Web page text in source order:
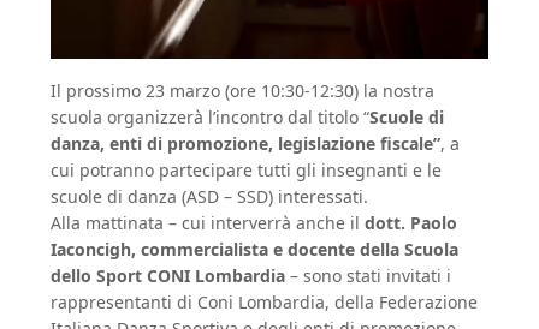
Il prossimo 23 marzo (ore 10:30-12:30) la nostra
scuola organizzerà l’incontro dal titolo “Scuole di
danza, enti di promozione, legislazione fiscale”, a
cui potranno partecipare tutti gli insegnanti e le
scuole di danza (ASD – SSD) interessati.
Alla mattinata – cui interverrà anche ildott. Paolo
Iaconcigh, commercialista e docente della Scuola
dello Sport CONI Lombardia – sono stati invitati i
rappresentanti di Coni Lombardia, della Federazione